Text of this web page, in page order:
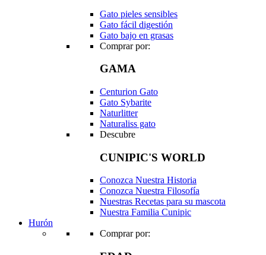
Gato pieles sensibles
Gato fácil digestión
Gato bajo en grasas
Comprar por:
GAMA
Centurion Gato
Gato Sybarite
Naturlitter
Naturaliss gato
Descubre
CUNIPIC'S WORLD
Conozca Nuestra Historia
Conozca Nuestra Filosofía
Nuestras Recetas para su mascota
Nuestra Familia Cunipic
Hurón
Comprar por: